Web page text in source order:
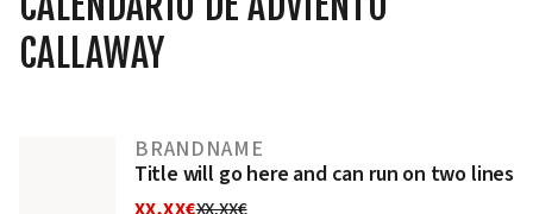
CALLAWAY
BRANDNAME
Title will go here and can run on two lines